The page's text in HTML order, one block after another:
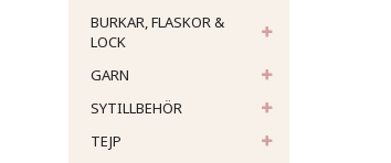
BURKAR, FLASKOR &
LOCK
GARN
SYTILLBEHÖR
TEJP